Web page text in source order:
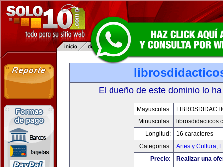
El dueño de este dominio lo
Mayusculas:
Minusculas:
Longitud:
16 caracteres
Categorias:
Artes y Cultura,
Precio:
Realizar una